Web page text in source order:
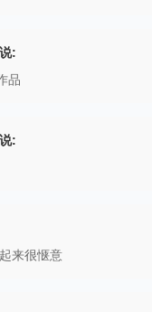
:
品
:
来很惬意